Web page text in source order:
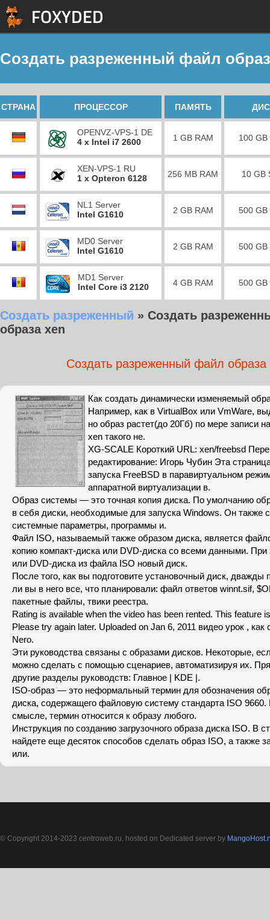
Создать разреженный файл
СТРАНА ПРОЦЕССОР ПАМЯТЬ
OPENVZ-VPS-1 DE
4 x Intel i7 2600
1 GB RAM 100 GB
XEN-VPS-1 RU
1 x Opteron 6128
256 MB RAM 10 GB
NL1 Server
Intel G1610
2 GB RAM 500 GB
MD0 Server
Intel G1610
2 GB RAM 500 GB
MD1 Server
Intel Core i3 2120
4 GB RAM 500 GB
Создать разреженный » Создать
образа xen
Создать разреженный файл образа
Как создать динамически изменяемый
Например, как в VirtualBox или VmWare,
но образ растет(до 20Гб) по мере записи
xen такого не.
XG-SCALE Короткий URL: xen/freebsd
редактирование: Игорь Чубин Эта
запуска FreeBSD в паравиртуальном
аппаратной виртуализации в.
Образ системы — это точная копия диска. По умолчанию
в себя диски, необходимые для запуска Windows. Он также
системные параметры, программы и.
Файл ISO, называемый также образом диска, является
копию компакт-диска или DVD-диска со всеми данными. При
или DVD-диска из файла ISO новый диск.
После того, как вы подготовите установочный диск, дважды
ли вы в него все, что планировали: файл ответов winnt.sif,
пакетные файлы, твики реестра.
Rating is available when the video has been rented. This feature
Please try again later. Uploaded on Jan 6, 2011 видео урок , как
Nero.
Эти руководства связаны с образами дисков. Некоторые,
можно сделать с помощью сценариев, автоматизируя их.
другие разделы руководств: Главное | KDE |.
ISO-образ — это неформальный термин для обозначения
диска, содержащего файловую систему стандарта ISO
смысле, термин относится к образу любого.
Инструкция по созданию загрузочного образа диска ISO. В
найдете еще десяток способов сделать образ ISO, а также
или.
© Copyright 2014-2023 centroweb.ru, hosted on Dedicated server by